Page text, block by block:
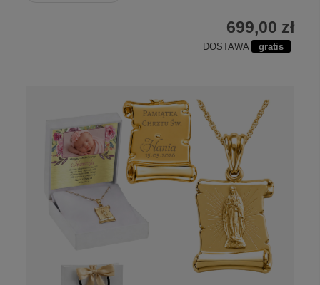
699,00 zł
DOSTAWA gratis